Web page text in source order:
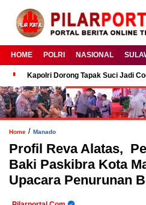
HOME POLRI NASIONAL
Kapolri Dorong Tapak Suci Jadi
Home / Manado
Profil Reva Alatas,
Baki Paskibra Kota
Upacara Penurunan